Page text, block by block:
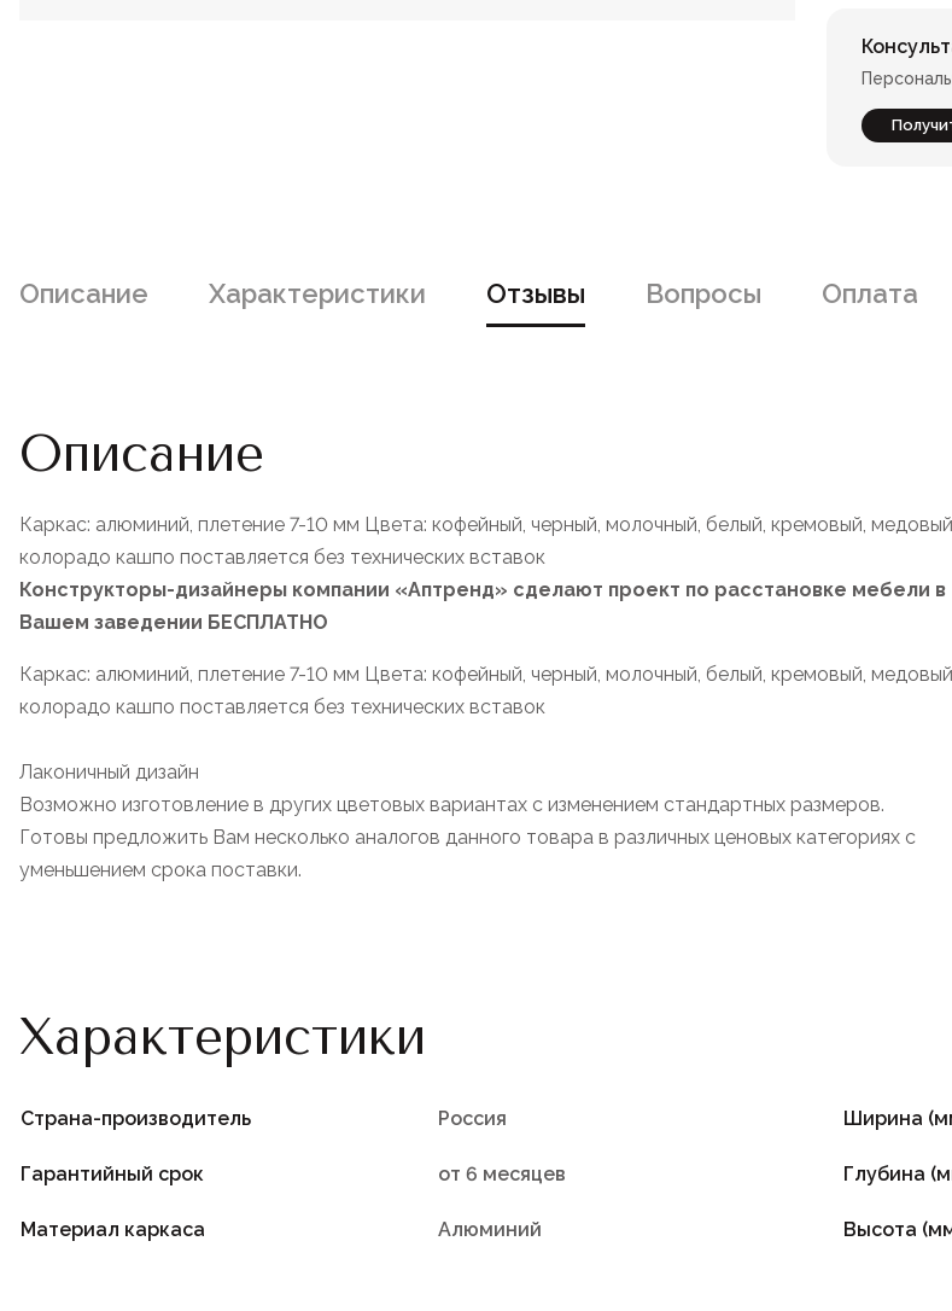
Описание Характеристики Отзывы Вопросы Оплата
Описание
Каркас: алюминий, плетение 7-10 мм Цвета: кофейный, черный, молочный, белый, кремовый,
колорадо кашпо поставляется без технических вставок
Конструкторы-дизайнеры компании «Аптренд» сделают проект по расстановке мебели в
Вашем заведении БЕСПЛАТНО
Каркас: алюминий, плетение 7-10 мм Цвета: кофейный, черный, молочный, белый, кремовый,
колорадо кашпо поставляется без технических вставок
Лаконичный дизайн
Возможно изготовление в других цветовых вариантах с изменением стандартных размеров.
Готовы предложить Вам несколько аналогов данного товара в различных ценовых категориях с
уменьшением срока поставки.
Характеристики
Страна-производитель Россия
Гарантийный срок от 6 месяцев
Материал каркаса Алюминий
Ширина
Глубина
Высота